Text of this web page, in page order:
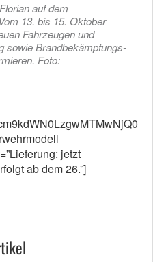
auf dem
13. bis 15. Oktober
Fahrzeugen und
sowie Brandbekämpfungs-
Foto:
jetzt
ab dem 26.”]